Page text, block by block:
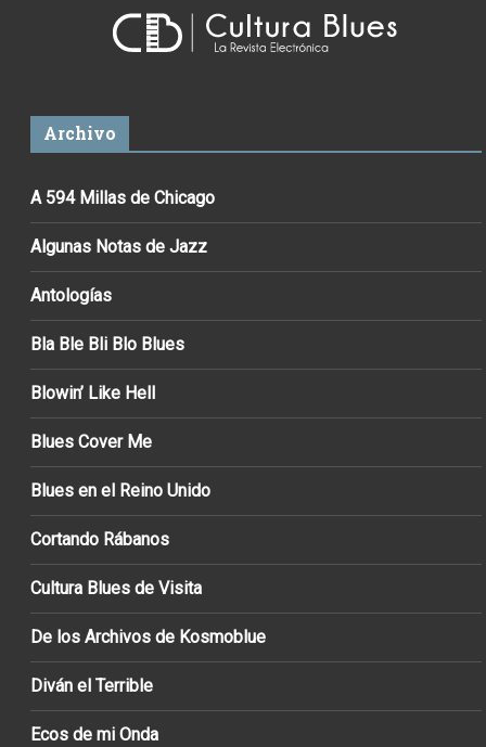
Archivo
A 594 Millas de Chicago
Algunas Notas de Jazz
Antologías
Bla Ble Bli Blo Blues
Blowin’ Like Hell
Blues Cover Me
Blues en el Reino Unido
Cortando Rábanos
Cultura Blues de Visita
De los Archivos de Kosmoblue
Diván el Terrible
Ecos de mi Onda